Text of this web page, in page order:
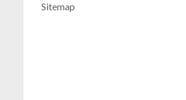
Sitemap